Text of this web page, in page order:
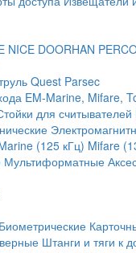
NICE DOORHAN
Quest Parsec
EM-Marine, Mifare,
для считывателей
(125 кГц) Mifare
Мультиформатные
Биометрические
Штанги и тяги к